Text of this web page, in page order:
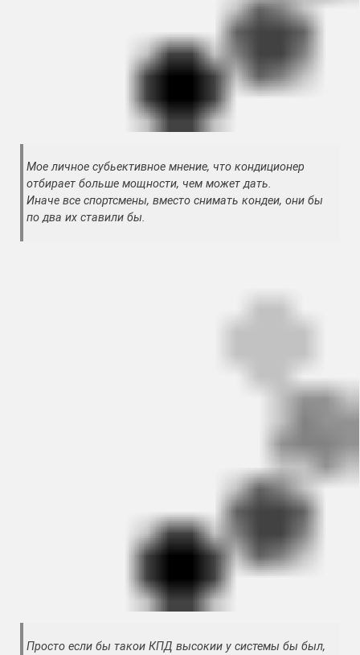
Мое личное субьективное мнение, что кондиционер
отбирает больше мощности, чем может дать.
Иначе все спортсмены, вместо снимать кондеи, они бы
по два их ставили бы.
Просто если бы такои КПД высокии у системы бы был,